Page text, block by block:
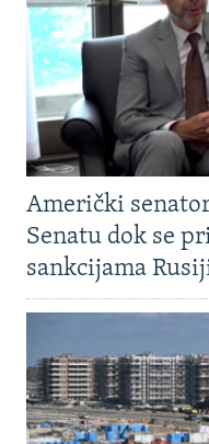
Američki
Senatu dok se
sankcijama